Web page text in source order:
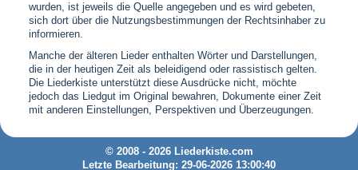
wurden, ist jeweils die Quelle angegeben und es wird gebeten,
sich dort über die Nutzungsbestimmungen der Rechtsinhaber zu
informieren.
Manche der älteren Lieder enthalten Wörter und Darstellungen,
die in der heutigen Zeit als beleidigend oder rassistisch gelten.
Die Liederkiste unterstützt diese Ausdrücke nicht, möchte
jedoch das Liedgut im Original bewahren, Dokumente einer Zeit
mit anderen Einstellungen, Perspektiven und Überzeugungen.
© 2008 - 2026 Liederkiste.com
Letzte Bearbeitung: 29-06-2026 13:00:40